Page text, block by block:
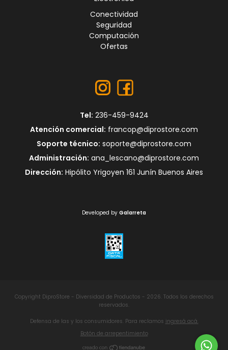
Conectividad
Seguridad
Computación
Ofertas
Tel: 236-459-9424
Atención comercial: francop@diprostore.com
Soporte técnico: soporte@diprostore.com
Administración: ana_lescano@diprostore.com
Dirección: Hipólito Yrigoyen 161 Junín Buenos Aires
Developed by Galarreta
Copyright DiproStore - Diversidad de Productos - 2026. Todos los derechos
reservados.
Defensa de las y los consumidores. Para reclamos ingresá acá.
Botón de arrepentimiento